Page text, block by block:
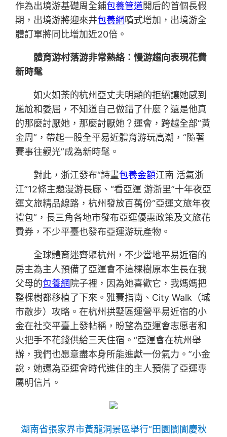
作為出境游基礎周全鋪包養管道開后的首個長假
期，出境游將迎來井包養網噴式增加，出境游全
體訂單將同比增加近20倍。
體育游村落游非常熱絡：慢游趨向表現花費
新時髦
如火如荼的杭州亞丈夫明顯的拒絕讓她感到
尷尬和委屈，不知道自己做錯了什麼？還是他真
的那麼討厭她，那麼討厭她？運會，跨越全部“黃
金周”，帶起一股全平易近體育游玩高潮，“隨著
賽事往觀光”成為新時髦。
對此，浙江發布“詩畫包養金額江南 活氣浙
江”12條主題漫游長廊、“看亞運 游浙里”十年夜亞
運文旅精品線路，杭州發放百萬份“亞運文旅年夜
禮包”，長三角各地市發布亞運優惠政策及文旅花
費券，不少平臺也發布亞運游玩產物。
全球體育迷齊聚杭州，不少當地平易近宿的
房主為主人預備了亞運會不這棵樹原本生長在我
父母的包養網 院子裡，因為她喜歡它，我媽媽把
整棵樹都移植了下來。雅賽指南、City Walk（城
市散步）攻略。在杭州拱墅區運營平易近宿的小
金在社交平臺上發帖稱，盼望為亞運會志愿者和
火把手不花錢供給三天住宿。“亞運會在杭州舉
辦，我們也愿意盡本身所能進獻一份氣力。”小金
說，她還為亞運會時代進住的主人預備了亞運專
屬明信片。
湖南省張家界市黃龍洞景區舉行“田園闤闠慶秋